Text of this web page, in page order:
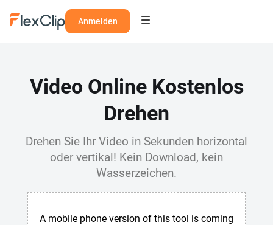
Anmelden
Video Online Kostenlos
Drehen
Drehen Sie Ihr Video in Sekunden horizontal
oder vertikal! Kein Download, kein
Wasserzeichen.
A mobile phone version of this tool is coming